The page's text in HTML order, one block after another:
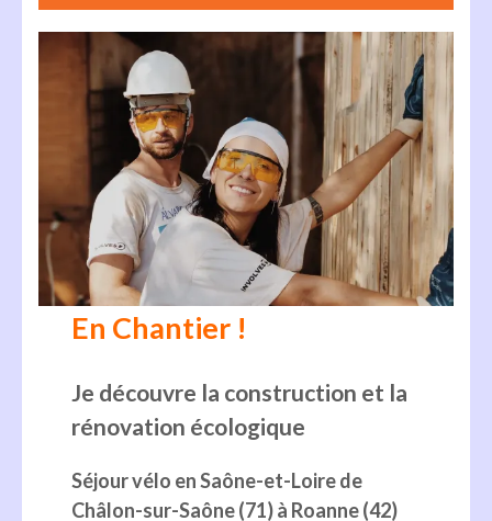
En Chantier !
Je découvre la construction et la
rénovation écologique
Séjour vélo en Saône-et-Loire de
Châlon-sur-Saône (71) à Roanne (42)